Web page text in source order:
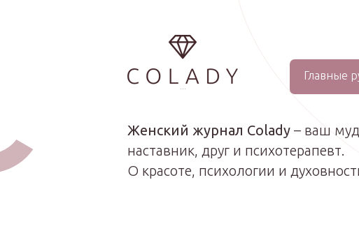
...
Главные
Женский журнал Colady – ваш
наставник, друг и психотерапевт.
О красоте, психологии и